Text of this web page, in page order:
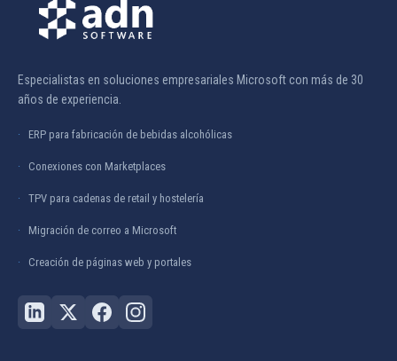
Especialistas en soluciones empresariales Microsoft con más de 30
años de experiencia.
ERP para fabricación de bebidas alcohólicas
Conexiones con Marketplaces
TPV para cadenas de retail y hostelería
Migración de correo a Microsoft
Creación de páginas web y portales